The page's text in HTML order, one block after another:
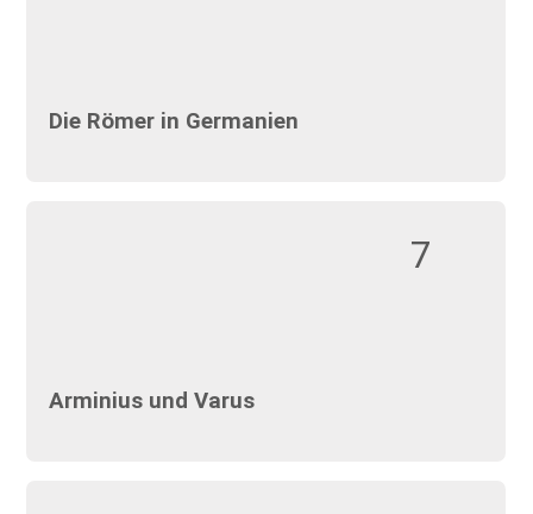
Die Römer in Germanien
7
Arminius und Varus